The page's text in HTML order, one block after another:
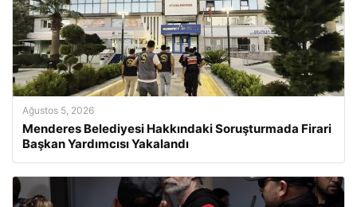
Ağustos 5, 2026
Menderes Belediyesi Hakkındaki Soruşturmada Firari
Başkan Yardımcısı Yakalandı